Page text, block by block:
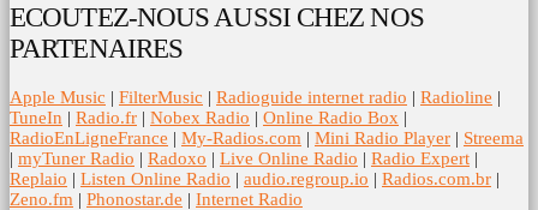
ECOUTEZ-NOUS AUSSI CHEZ NOS
PARTENAIRES
Apple Music | FilterMusic | Radioguide internet radio | Radioline |
TuneIn | Radio.fr | Nobex Radio | Online Radio Box |
RadioEnLigneFrance | My-Radios.com | Mini Radio Player | Streema
| myTuner Radio | Radoxo | Live Online Radio | Radio Expert |
Replaio | Listen Online Radio | audio.regroup.io | Radios.com.br |
Zeno.fm | Phonostar.de | Internet Radio